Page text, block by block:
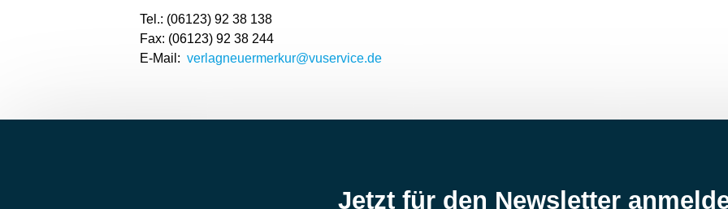
Tel.: (06123) 92 38 138
Fax: (06123) 92 38 244
E-Mail: verlagneuermerkur@vuservice.de
Jetzt für den Newsletter